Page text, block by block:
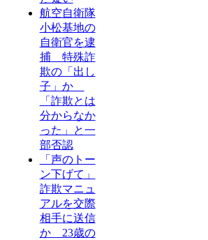
航空自衛隊
小松基地の
自衛官を逮
捕 特殊詐
欺の「出し
子」か
「詐欺とは
分からなか
った」と一
部否認
「声のトー
ン下げて」
詐欺マニュ
アルを交際
相手に送信
か 23歳の